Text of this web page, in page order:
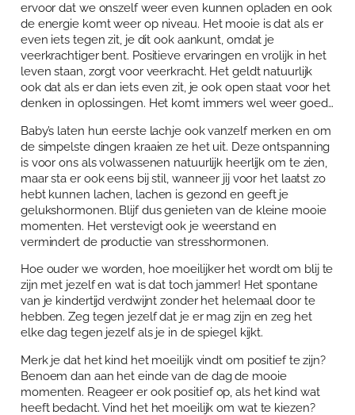
Blog en Downloads
Themaboeken
Gespreks- en reflectiesets
Aanbod
Mijn account
Contact
Contact
Agenda
ervoor dat we onszelf weer even kunnen opladen en ook
de energie komt weer op niveau. Het mooie is dat als er
even iets tegen zit, je dit ook aankunt, omdat je
veerkrachtiger bent. Positieve ervaringen en vrolijk in het
leven staan, zorgt voor veerkracht. Het geldt natuurlijk
ook dat als er dan iets even zit, je ook open staat voor het
denken in oplossingen. Het komt immers wel weer goed…
Baby’s laten hun eerste lachje ook vanzelf merken en om
de simpelste dingen kraaien ze het uit. Deze ontspanning
is voor ons als volwassenen natuurlijk heerlijk om te zien,
maar sta er ook eens bij stil, wanneer jij voor het laatst zo
hebt kunnen lachen, lachen is gezond en geeft je
gelukshormonen. Blijf dus genieten van de kleine mooie
momenten. Het verstevigt ook je weerstand en
vermindert de productie van stresshormonen.
Hoe ouder we worden, hoe moeilijker het wordt om blij te
zijn met jezelf en wat is dat toch jammer! Het spontane
van je kindertijd verdwijnt zonder het helemaal door te
hebben. Zeg tegen jezelf dat je er mag zijn en zeg het
elke dag tegen jezelf als je in de spiegel kijkt.
Merk je dat het kind het moeilijk vindt om positief te zijn?
Benoem dan aan het einde van de dag de mooie
momenten. Reageer er ook positief op, als het kind wat
heeft bedacht. Vind het het moeilijk om wat te kiezen?